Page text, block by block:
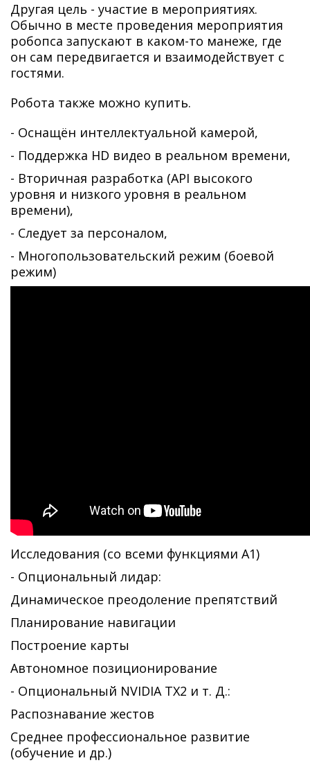
Другая цель - участие в мероприятиях.
Обычно в месте проведения мероприятия
робопса запускают в каком-то манеже, где
он сам передвигается и взаимодействует с
гостями.
Робота также можно купить.
- Оснащён интеллектуальной камерой,
- Поддержка HD видео в реальном времени,
- Вторичная разработка (API высокого
уровня и низкого уровня в реальном
времени),
- Следует за персоналом,
- Многопользовательский режим (боевой
режим)
Исследования (со всеми функциями А1)
- Опциональный лидар:
Динамическое преодоление препятствий
Планирование навигации
Построение карты
Автономное позиционирование
- Опциональный NVIDIA TX2 и т. Д.:
Распознавание жестов
Среднее профессиональное развитие
(обучение и др.)